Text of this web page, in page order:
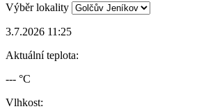
Výběr lokality
3.7.2026 11:25
Aktuální teplota:
--- °C
Vlhkost: